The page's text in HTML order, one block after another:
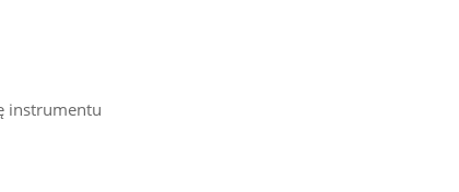
instrumentu